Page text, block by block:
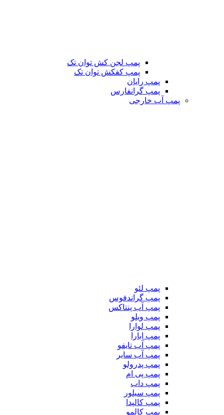
پمپ لجن کش توان تک
پمپ کفکش توان تک
پمپ رایان
پمپ گرانفارس
پمپ آب خارجی
پمپ لئو
پمپ گراندفوس
پمپ آب پنتاکس
پمپ ویلو
پمپ لوارا
پمپ ابارا
پمپ آب تایفو
پمپ آب سایر
پمپ پدرولو
پمپ پی ام
پمپ داب
پمپ سیلور
پمپ کالپدا
پمپ کالمو